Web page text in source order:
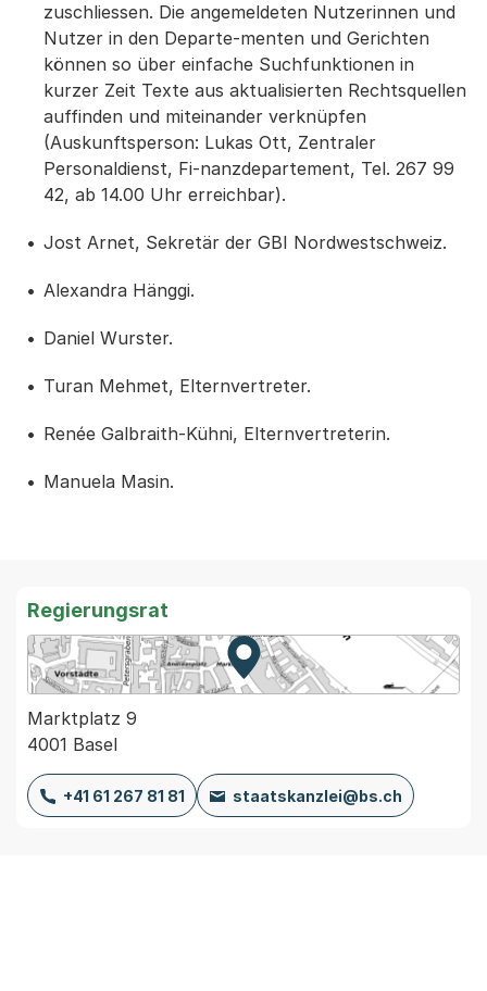
zuschliessen. Die angemeldeten Nutzerinnen und
Nutzer in den Departe-menten und Gerichten
können so über einfache Suchfunktionen in
kurzer Zeit Texte aus aktualisierten Rechtsquellen
auffinden und miteinander verknüpfen
(Auskunftsperson: Lukas Ott, Zentraler
Personaldienst, Fi-nanzdepartement, Tel. 267 99
42, ab 14.00 Uhr erreichbar).
Jost Arnet, Sekretär der GBI Nordwestschweiz.
Alexandra Hänggi.
Daniel Wurster.
Turan Mehmet, Elternvertreter.
Renée Galbraith-Kühni, Elternvertreterin.
Manuela Masin.
Regierungsrat
Zur Karte von MapBS.
Externer Link, wird in einem
Marktplatz 9
4001 Basel
+41 61 267 81 81 staatskanzlei@bs.ch